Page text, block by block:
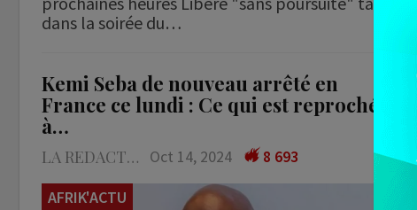
dans la soirée du…
Kemi Seba de nouveau arrêté en
France ce lundi : Ce qui est reproché
à…
LA REDACTION Oct 14, 2024
8 693
AFRIK'ACTU